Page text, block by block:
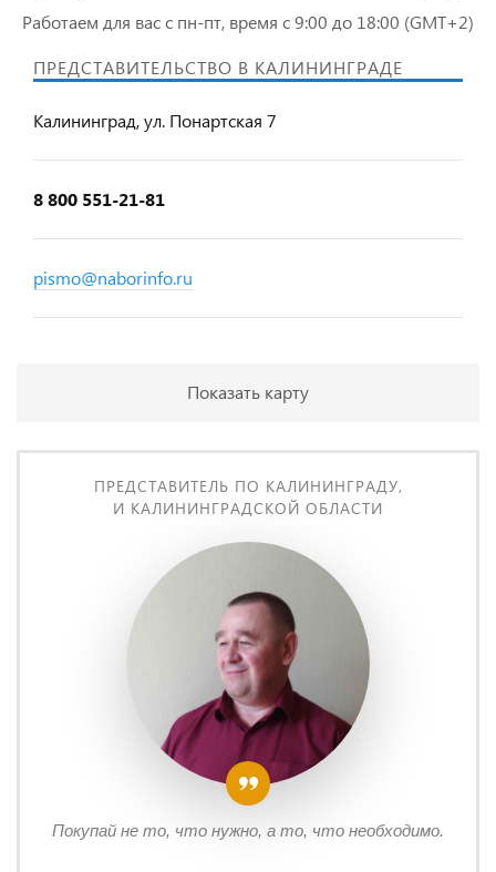
Работаем для вас с пн-пт, время с 9:00 до 18:00 (GMT+2)
ПРЕДСТАВИТЕЛЬСТВО В КАЛИНИНГРАДЕ
Калининград, ул. Понартская 7
8 800 551-21-81
pismo@naborinfo.ru
Показать карту
ПРЕДСТАВИТЕЛЬ ПО КАЛИНИНГРАДУ,
И КАЛИНИНГРАДСКОЙ ОБЛАСТИ
Покупай не то, что нужно, а то, что необходимо.